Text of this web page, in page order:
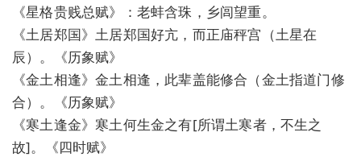
《星格贵贱总赋》：老蚌含珠，乡闾望重。
《土居郑国》土居郑国好亢，而正庙秤宫（土星在
辰）。《历象赋》
《金土相逢》金土相逢，此辈盖能修合（金土指道门修
合）。《历象赋》
《寒土逢金》寒土何生金之有[所谓土寒者，不生之
故]。《四时赋》